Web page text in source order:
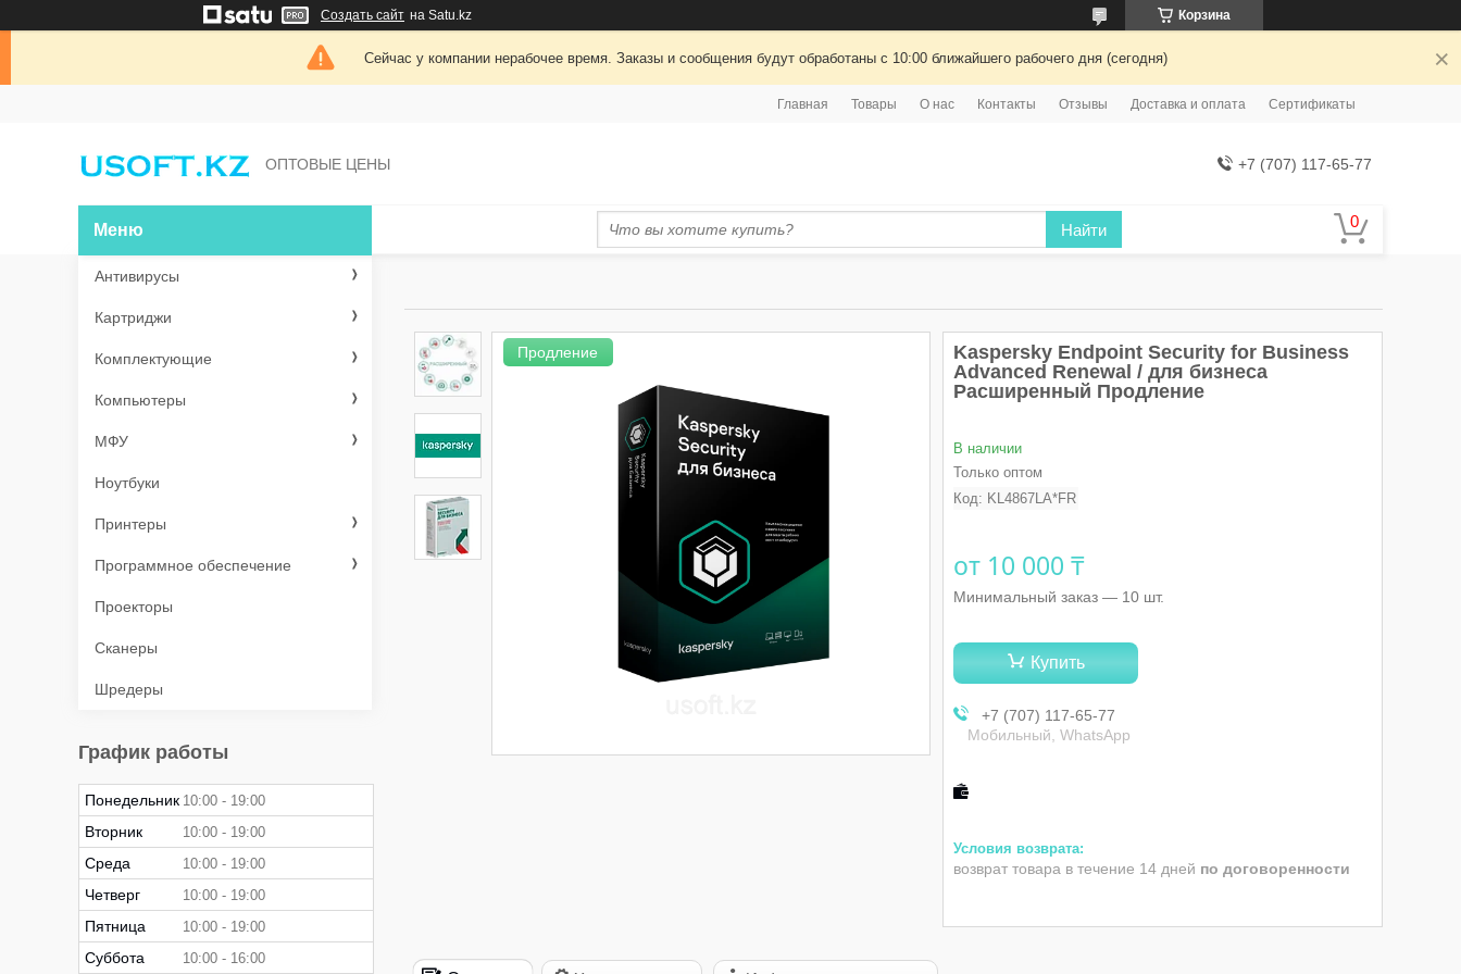
Создать сайт на Satu.kz Корзина
Сейчас у компании нерабочее время. Заказы и сообщения будут обработаны с 10:00 ближайшего рабочего дня (сегодня)
Главная Товары О нас Контакты Отзывы Доставка и оплата Сертификаты
ОПТОВЫЕ ЦЕНЫ +7 (707) 117-65-77
Найти
Продление
Kaspersky Endpoint Security for Business
Advanced Renewal / для бизнеса
Расширенный Продление
В наличии
Только оптом
Код: KL4867LA*FR
от 10 000 ₸
Минимальный заказ — 10 шт.
Купить
+7 (707) 117-65-77
Мобильный, WhatsApp
возврат товара в течение 14 дней по договоренности
Антивирусы
Картриджи
Комплектующие
Компьютеры
МФУ
Ноутбуки
Принтеры
Программное обеспечение
Проекторы
Сканеры
Шредеры
График работы
Понедельник 10:00 19:00
Вторник 10:00 19:00
Среда 10:00 19:00
Четверг 10:00 19:00
Пятница 10:00 19:00
Суббота 10:00 16:00